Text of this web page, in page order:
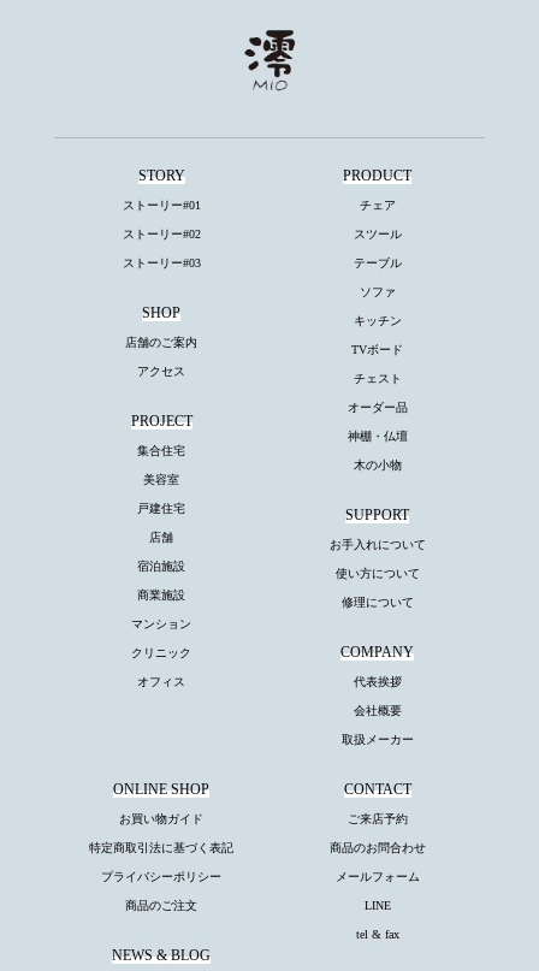
STORY
ストーリー#01
ストーリー#02
ストーリー#03
SHOP
店舗のご案内
アクセス
PRODUCT
チェア
スツール
テーブル
ソファ
キッチン
TVボード
チェスト
オーダー品
神棚・仏壇
木の小物
PROJECT
集合住宅
美容室
戸建住宅
店舗
宿泊施設
商業施設
マンション
クリニック
オフィス
SUPPORT
お手入れについて
使い方について
修理について
COMPANY
代表挨拶
会社概要
取扱メーカー
CONTACT
ご来店予約
商品のお問合わせ
メールフォーム
LINE
tel & fax
ONLINE SHOP
お買い物ガイド
特定商取引法に基づく表記
プライバシーポリシー
商品のご注文
NEWS & BLOG